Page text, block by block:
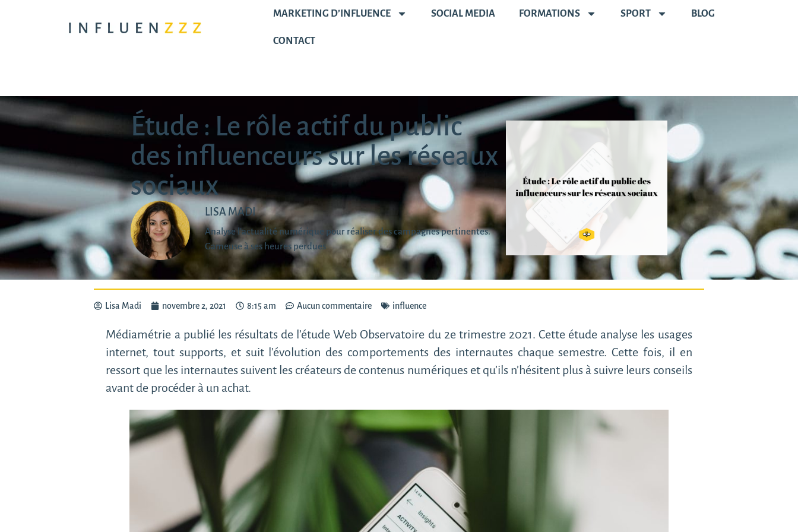
MARKETING D’INFLUENCE SOCIAL MEDIA FORMATIONS SPORT BLOG
CONTACT
Étude : Le rôle actif du public
des influenceurs sur les réseaux
sociaux
LISA MADI
Analyse l'actualité numérique pour réaliser des campagnes pertinentes.
Gameuse à ses heures perdues
Lisa Madi novembre 2, 2021 8:15 am Aucun commentaire influence
Médiamétrie a publié les résultats de l’étude Web Observatoire du 2e trimestre 2021. Cette étude analyse les usages
internet, tout supports, et suit l’évolution des comportements des internautes chaque semestre. Cette fois, il en
ressort que les internautes suivent les créateurs de contenus numériques et qu’ils n’hésitent plus à suivre leurs conseils
avant de procéder à un achat.